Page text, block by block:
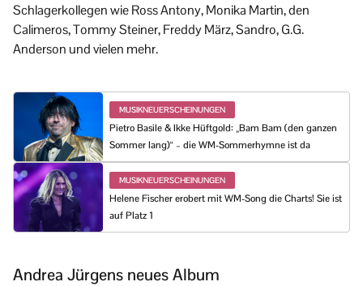
Schlagerkollegen wie Ross Antony, Monika Martin, den
Calimeros, Tommy Steiner, Freddy März, Sandro, G.G.
Anderson und vielen mehr.
MUSIKNEUERSCHEINUNGEN
Pietro Basile & Ikke Hüftgold: „Bam Bam (den ganzen
Sommer lang)“ – die WM-Sommerhymne ist da
MUSIKNEUERSCHEINUNGEN
Helene Fischer erobert mit WM-Song die Charts! Sie ist
auf Platz 1
Andrea Jürgens neues Album